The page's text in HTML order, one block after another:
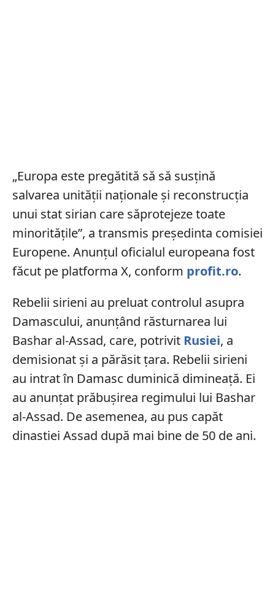
„Europa este pregătită să să susțină
salvarea unității naționale și reconstrucția
unui stat sirian care săprotejeze toate
minoritățile”, a transmis președinta comisiei
Europene. Anunțul oficialul europeana fost
făcut pe platforma X, conform profit.ro.
Rebelii sirieni au preluat controlul asupra
Damascului, anunțând răsturnarea lui
Bashar al-Assad, care, potrivit Rusiei, a
demisionat și a părăsit țara. Rebelii sirieni
au intrat în Damasc duminică dimineață. Ei
au anunțat prăbușirea regimului lui Bashar
al-Assad. De asemenea, au pus capăt
dinastiei Assad după mai bine de 50 de ani.